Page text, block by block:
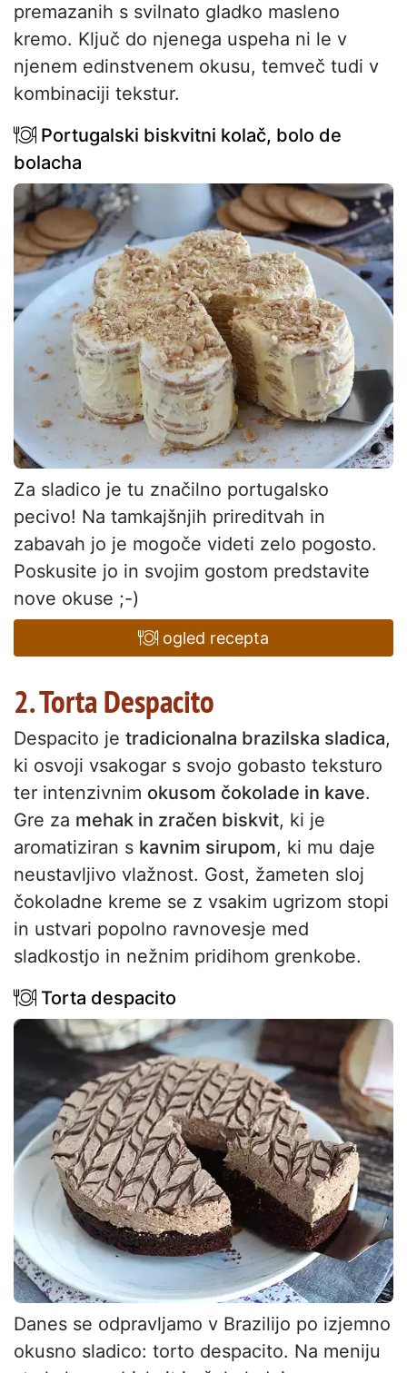
premazanih s svilnato gladko masleno
kremo. Ključ do njenega uspeha ni le v
njenem edinstvenem okusu, temveč tudi v
kombinaciji tekstur.
Portugalski biskvitni kolač, bolo de
bolacha
Za sladico je tu značilno portugalsko
pecivo! Na tamkajšnjih prireditvah in
zabavah jo je mogoče videti zelo pogosto.
Poskusite jo in svojim gostom predstavite
nove okuse ;-)
ogled recepta
2. Torta Despacito
Despacito je tradicionalna brazilska sladica,
ki osvoji vsakogar s svojo gobasto teksturo
ter intenzivnim okusom čokolade in kave.
Gre za mehak in zračen biskvit, ki je
aromatiziran s kavnim sirupom, ki mu daje
neustavljivo vlažnost. Gost, žameten sloj
čokoladne kreme se z vsakim ugrizom stopi
in ustvari popolno ravnovesje med
sladkostjo in nežnim pridihom grenkobe.
Torta despacito
Danes se odpravljamo v Brazilijo po izjemno
okusno sladico: torto despacito. Na meniju